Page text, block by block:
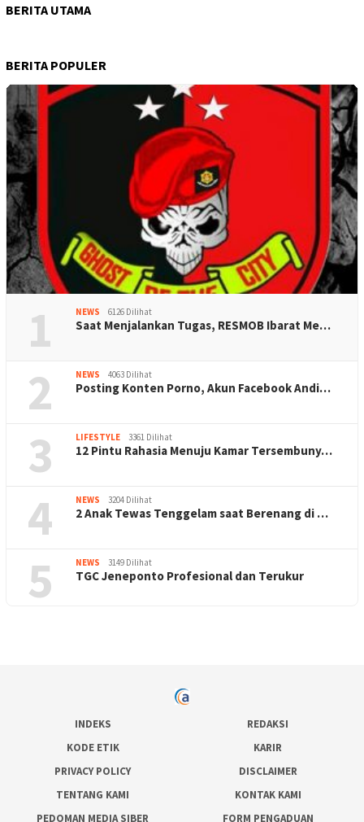
BERITA UTAMA
BERITA POPULER
1 NEWS 6126 Dilihat
Saat Menjalankan Tugas, RESMOB Ibarat Me…
2 NEWS 4063 Dilihat
Posting Konten Porno, Akun Facebook Andi…
3 LIFESTYLE 3361 Dilihat
12 Pintu Rahasia Menuju Kamar Tersembuny…
4 NEWS 3204 Dilihat
2 Anak Tewas Tenggelam saat Berenang di …
5 NEWS 3149 Dilihat
TGC Jeneponto Profesional dan Terukur
INDEKS
REDAKSI
KODE ETIK
KARIR
PRIVACY POLICY
DISCLAIMER
TENTANG KAMI
KONTAK KAMI
PEDOMAN MEDIA SIBER
FORM PENGADUAN